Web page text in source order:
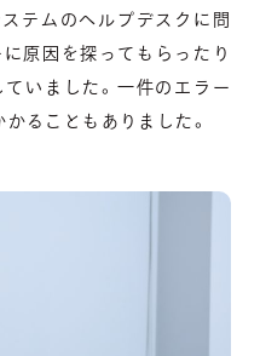
テムのヘルプデスクに問
原因を探ってもらったり
いました。一件のエラー
ることもありました。